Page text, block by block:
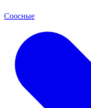
Соосные